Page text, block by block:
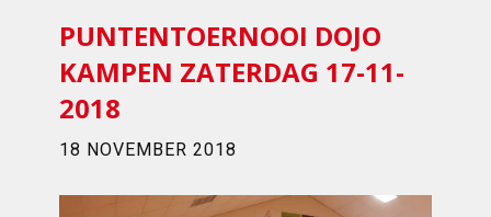
PUNTENTOERNOOI DOJO
KAMPEN ZATERDAG 17-11-
2018
18 NOVEMBER 2018